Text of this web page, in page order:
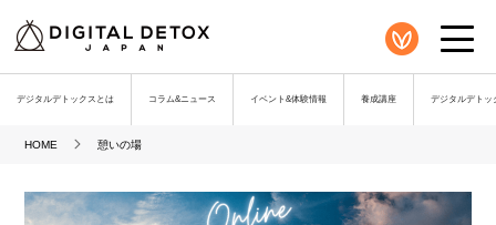
デジタルデトックスとは コラム&ニュース イベント&体験情報 養成講座 デジタルデトッ
HOME 憩いの場